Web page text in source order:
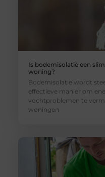
Is bodemisolatie een
woning?
Bodemisolatie wordt
effectieve manier om
vochtproblemen te
woningen